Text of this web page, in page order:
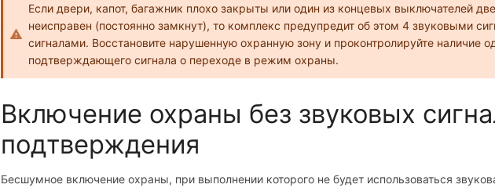
Если двери, капот, багажник плохо закрыты или один из концевых выключателей
неисправен (постоянно замкнут), то комплекс предупредит об этом 4 звуковыми
сигналами. Восстановите нарушенную охранную зону и проконтролируйте наличие
подтверждающего сигнала о переходе в режим охраны.
Включение охраны без звуковых
подтверждения
Бесшумное включение охраны, при выполнении которого не будет использоваться